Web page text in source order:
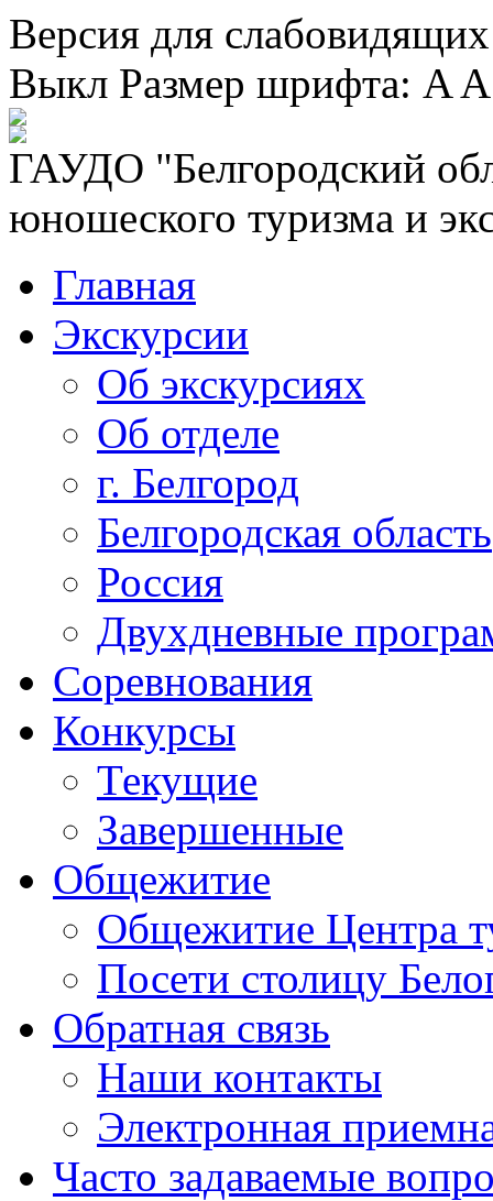
Версия для
Выкл Размер шрифта: A A
ГАУДО "Белгородский
юношеского туризма и
Главная
Экскурсии
Об экскурсиях
Об отделе
г. Белгород
Белгородская область
Россия
Двухдневные
Соревнования
Конкурсы
Текущие
Завершенные
Общежитие
Общежитие Центра
Посети столицу
Обратная связь
Наши контакты
Электронная
Часто задаваемые